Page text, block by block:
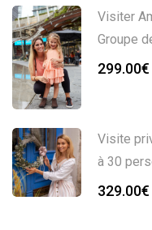
Visiter
Groupe
299.00€
Visite
à 30
329.00€